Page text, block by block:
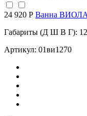
24 920 Р Ванна
Габариты (Д Ш В Г):
Артикул: 01ви1270